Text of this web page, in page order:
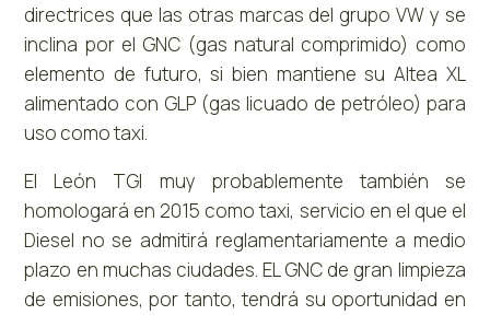
directrices que las otras marcas del grupo VW y se
inclina por el GNC (gas natural comprimido) como
elemento de futuro, si bien mantiene su Altea XL
alimentado con GLP (gas licuado de petróleo) para
uso como taxi.
El León TGI muy probablemente también se
homologará en 2015 como taxi, servicio en el que el
Diesel no se admitirá reglamentariamente a medio
plazo en muchas ciudades. EL GNC de gran limpieza
de emisiones, por tanto, tendrá su oportunidad en